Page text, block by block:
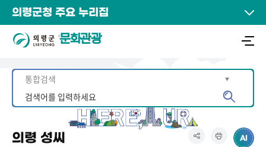
의령군청 주요 누리집
문화관광
의령 성씨